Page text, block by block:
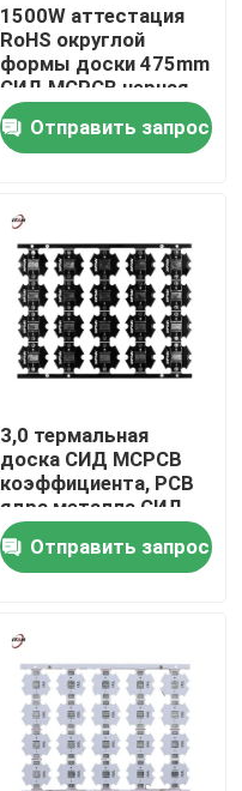
1500W аттестация
RoHS округлой
формы доски 475mm
СИД MCPCB черная
Отправить запрос
3,0 термальная
доска СИД MCPCB
коэффициента, PCB
ядра металла СИД
20mm алюминиевый
Отправить запрос